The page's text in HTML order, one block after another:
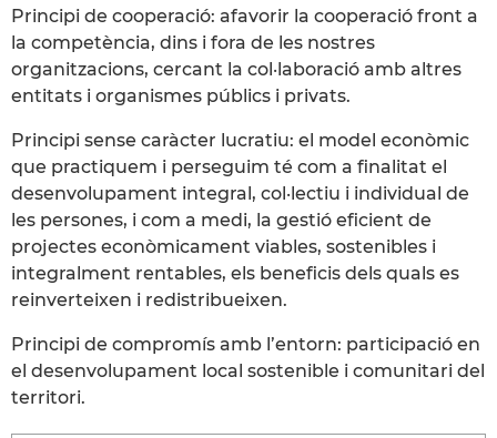
Principi de cooperació: afavorir la cooperació front a
la competència, dins i fora de les nostres
organitzacions, cercant la col·laboració amb altres
entitats i organismes públics i privats.
Principi sense caràcter lucratiu: el model econòmic
que practiquem i perseguim té com a finalitat el
desenvolupament integral, col·lectiu i individual de
les persones, i com a medi, la gestió eficient de
projectes econòmicament viables, sostenibles i
integralment rentables, els beneficis dels quals es
reinverteixen i redistribueixen.
Principi de compromís amb l’entorn: participació en
el desenvolupament local sostenible i comunitari del
territori.